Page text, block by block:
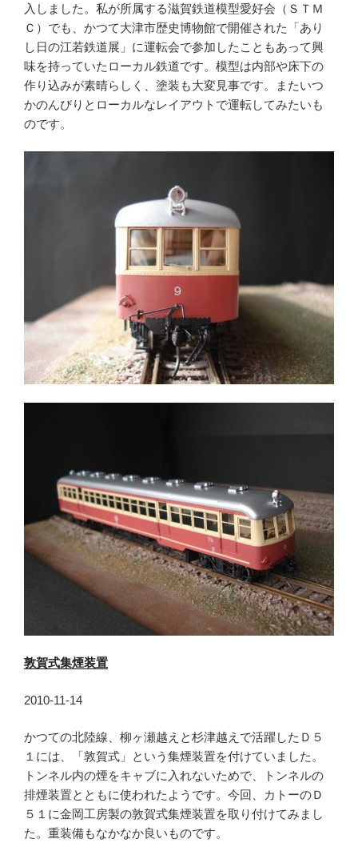
入しました。私が所属する滋賀鉄道模型愛好会（ＳＴＭ
Ｃ）でも、かつて大津市歴史博物館で開催された「あり
し日の江若鉄道展」に運転会で参加したこともあって興
味を持っていたローカル鉄道です。模型は内部や床下の
作り込みが素晴らしく、塗装も大変見事です。またいつ
かのんびりとローカルなレイアウトで運転してみたいも
のです。
敦賀式集煙装置
2010-11-14
かつての北陸線、柳ヶ瀬越えと杉津越えで活躍したＤ５
１には、「敦賀式」という集煙装置を付けていました。
トンネル内の煙をキャブに入れないためで、トンネルの
排煙装置とともに使われたようです。今回、カトーのＤ
５１に金岡工房製の敦賀式集煙装置を取り付けてみまし
た。重装備もなかなか良いものです。